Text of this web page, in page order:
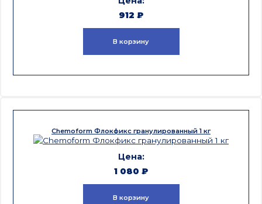
912 ₽
В корзину
Chemoform Флокфикс гранулированный 1 кг
1 080 ₽
В корзину